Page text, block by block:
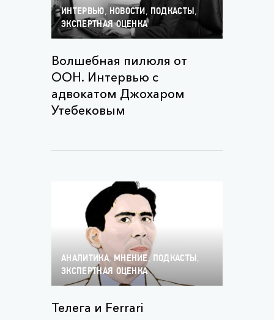
ИНТЕРВЬЮ, НОВОСТИ , ПОДКАСТЫ ,
ЭКСПЕРТНАЯ ОЦЕНКА
Волшебная пилюля от
ООН. Интервью с
адвокатом Джохаром
Утебековым
АНАЛИТИКА,МНЕНИЕ, ПОДКАСТЫ ,
ЭКСПЕРТНАЯ ОЦЕНКА
Телега и Ferrari